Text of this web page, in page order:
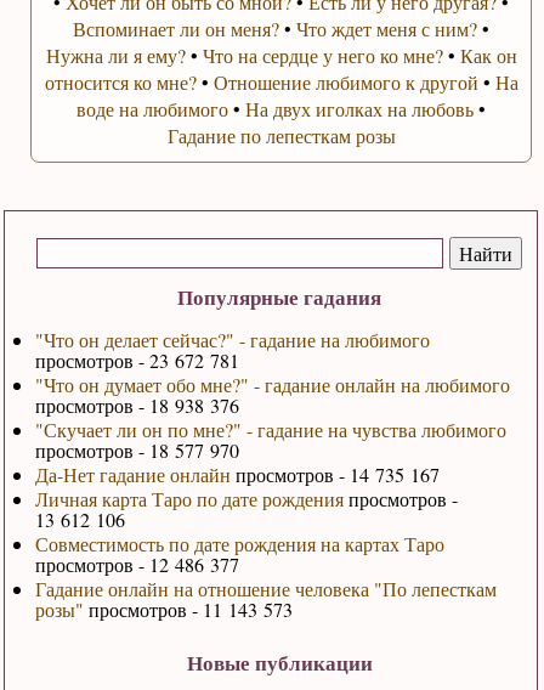
Популярные гадания
"Что он делает сейчас?" - гадание на любимого
просмотров - 23 672 781
"Что он думает обо мне?" - гадание онлайн на любимого
просмотров - 18 938 376
"Скучает ли он по мне?" - гадание на чувства любимого
просмотров - 18 577 970
Да-Нет гадание онлайн просмотров - 14 735 167
Личная карта Таро по дате рожденияпросмотров -
13 612 106
Совместимость по дате рождения на картах Таро
просмотров - 12 486 377
Гадание онлайн на отношение человека "По лепесткам
розы" просмотров - 11 143 573
Новые публикации
Вспоминает ли он меня?•Что ждет меня с ним?•
Нужна ли я ему?• Что на сердце у него ко мне?• Как он
относится ко мне?• Отношение любимого к другой • На
воде на любимого•На двух иголках на любовь•
Гадание по лепесткам розы